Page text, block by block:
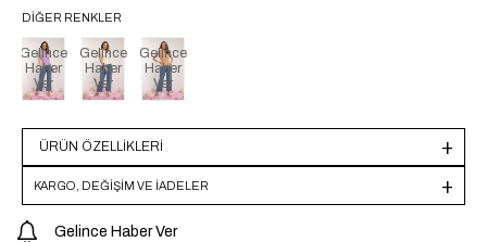
DIĞER RENKLER
Gelince
Haber
Ver
Gelince
Haber
Ver
Gelince
Haber
Ver
ÜRÜN ÖZELLIKLERI
KARGO, DEĞİŞİM VE İADELER
Gelince Haber Ver